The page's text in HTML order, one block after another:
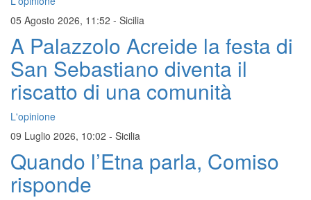
05 Agosto 2026, 11:52 - Sicilia
A Palazzolo Acreide la festa di
San Sebastiano diventa il
riscatto di una comunità
L'opinione
09 Luglio 2026, 10:02 - Sicilia
Quando l’Etna parla, Comiso
risponde